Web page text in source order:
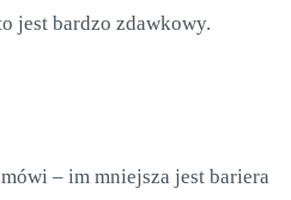
jest bardzo zdawkowy.
– im mniejsza jest bariera